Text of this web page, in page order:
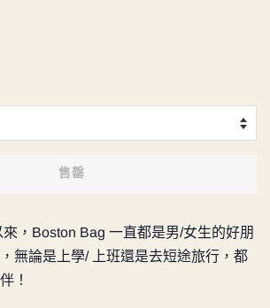
售罄
，Boston Bag 一直都是男/女生的好朋
無論是上學/ 上班還是去短途旅行，都
！